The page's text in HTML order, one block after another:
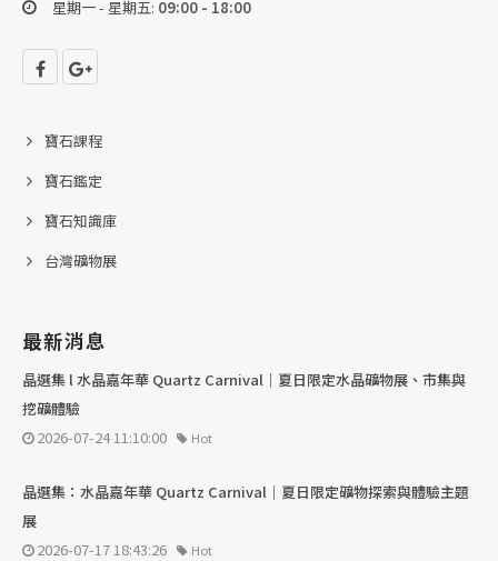
星期一 - 星期五: 09:00 - 18:00
寶石課程
寶石鑑定
寶石知識庫
台灣礦物展
最新消息
晶選集 l 水晶嘉年華 Quartz Carnival｜夏日限定水晶礦物展、市集與
挖礦體驗
2026-07-24 11:10:00
Hot
晶選集：水晶嘉年華 Quartz Carnival｜夏日限定礦物探索與體驗主題
展
2026-07-17 18:43:26
Hot